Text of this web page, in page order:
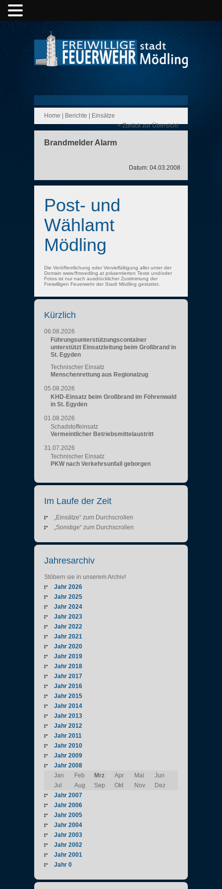
Home Berichte
Einsätze
< Zurück zur Übersicht
Brandmelder Alarm
Datum: 04.03.2008
Post- und
Wählamt
Mödling
Die Veröffentlichung oder Vervielfältigung aller unter der
Domain www.ffmoedling.at präsentierten Texte und/oder
Fotos ist nur nach ausdrücklicher Zustimmung der
Freiwilligen Feuerwehr der Stadt Mödling gestattet.
Kürzlich
06.08.2026
Führungsunterstützungscontainer
unterstützt Einsatzleitung beim Großbrand in
St. Egyden
Technischer Einsatz
Menschenrettung aus Regionalzug
05.08.2026
KHD-Einsatz beim Großbrand im Föhrenwald
in St. Egyden
01.08.2026
Schadstoffeinsatz
Vermeintlicher Betriebsmittelaustritt
31.07.2026
Technischer Einsatz
PKW nach Verkehrsunfall geborgen
Im Laufe der Zeit
„Einsätze“ zum Durchscrollen
„Sonstige“ zum Durchscrollen
Jahresarchiv
Stöbern sie in unserem Archiv!
Jahr 2026
Jahr 2025
Jahr 2024
Jahr 2023
Jahr 2022
Jahr 2021
Jahr 2020
Jahr 2019
Jahr 2018
Jahr 2017
Jahr 2016
Jahr 2015
Jahr 2014
Jahr 2013
Jahr 2012
Jahr 2011
Jahr 2010
Jahr 2009
Jahr 2008
Jan
Feb Mrz Apr Mai
Jun
Jul
Aug Sep Okt Nov
Dez
Jahr 2007
Jahr 2006
Jahr 2005
Jahr 2004
Jahr 2003
Jahr 2002
Jahr 2001
Jahr 0